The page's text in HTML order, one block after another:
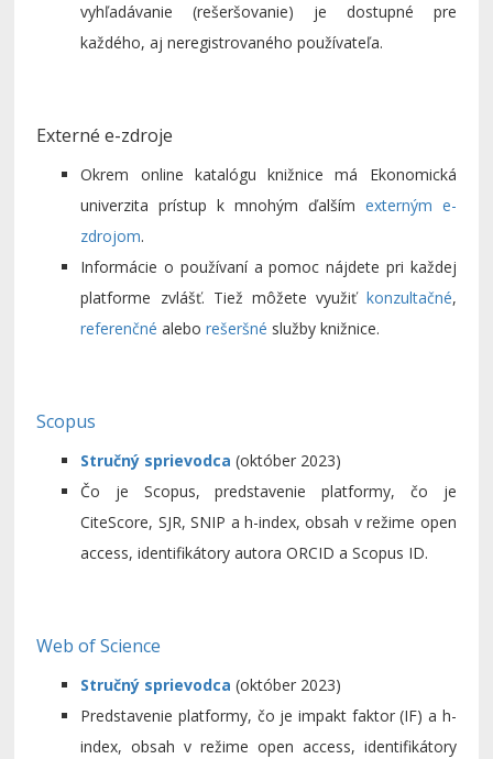
vyhľadávanie (rešeršovanie) je dostupné pre
každého, aj neregistrovaného používateľa.
Externé e-zdroje
Okrem online katalógu knižnice má Ekonomická
univerzita prístup k mnohým ďalším externým e-
zdrojom.
Informácie o používaní a pomoc nájdete pri každej
platforme zvlášť. Tiež môžete využiť konzultačné,
referenčné aleborešeršné služby knižnice.
Scopus
Stručný sprievodca (október 2023)
Čo je Scopus, predstavenie platformy, čo je
CiteScore, SJR, SNIP a h-index, obsah v režime open
access, identifikátory autora ORCID a Scopus ID.
Web of Science
Stručný sprievodca (október 2023)
Predstavenie platformy, čo je impakt faktor (IF) a h-
index, obsah v režime open access, identifikátory